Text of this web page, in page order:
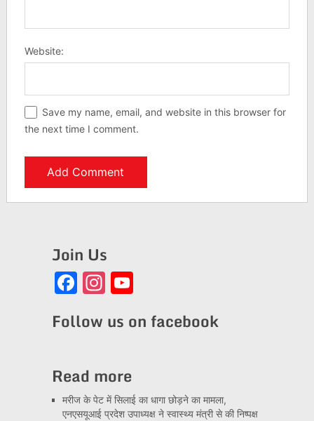
Website:
Save my name, email, and website in this browser for
the next time I comment.
Join Us
Facebook
Instagram
YouTube
Follow us on facebook
Read more
मरीज के पेट में सिलाई का धागा छोड़ने का मामला,
एनएसयूआई प्रदेश उपाध्यक्ष ने स्वास्थ्य मंत्री से की निष्पक्ष